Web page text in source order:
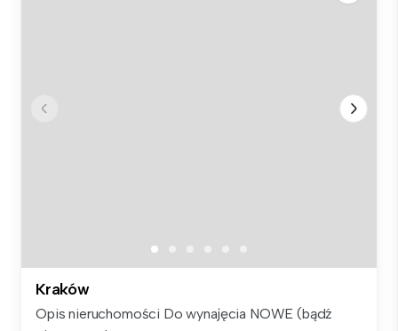
Kraków
Opis nieruchomości Do wynajęcia NOWE (bądź